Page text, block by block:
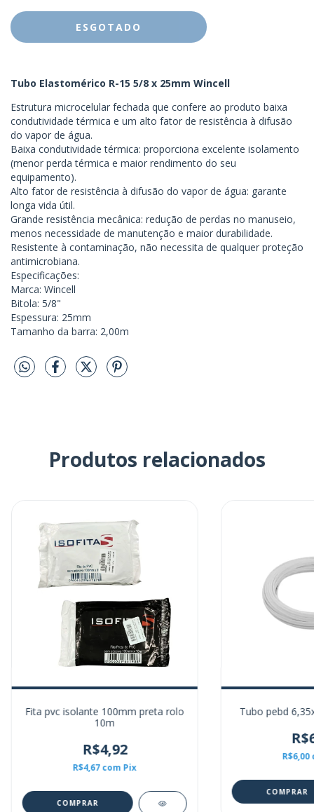
Tubo Elastomérico R-15 5/8 x 25mm Wincell
Estrutura microcelular fechada que confere ao produto baixa
condutividade térmica e um alto fator de resistência à difusão
do vapor de água.
Baixa condutividade térmica: proporciona excelente isolamento
(menor perda térmica e maior rendimento do seu
equipamento).
Alto fator de resistência à difusão do vapor de água: garante
longa vida útil.
Grande resistência mecânica: redução de perdas no manuseio,
menos necessidade de manutenção e maior durabilidade.
Resistente à contaminação, não necessita de qualquer proteção
antimicrobiana.
Especificações:
Marca: Wincell
Bitola: 5/8"
Espessura: 25mm
Tamanho da barra: 2,00m
Produtos relacionados
Fita pvc isolante 100mm preta rolo
10m
R$4,92
R$4,67com Pix
Tubo pebd
R$6,00